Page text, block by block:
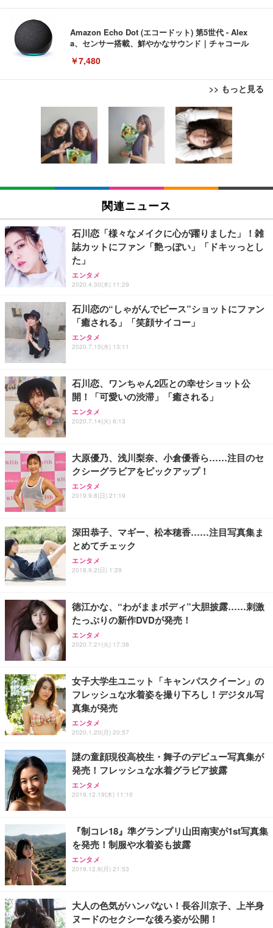
Amazon Echo Dot (エコードット) 第5世代 - Alex
a、センサー搭載、鮮やかなサウンド｜チャコール
￥7,480
>> もっと見る
[EdoErgo] オフィスチェア 椅子 テレワーク 疲れな
い 跳ね上げ式アームレスト コンパクト 約105度ロッ
キング pc 事務椅子 360度回転 座面昇降 強化ナイロ
ン樹脂ベース 通気性メッシュ 在宅ワーク H-WY01
(黒網+黒枠+黒足)
￥5,699
SIHOO B100 オフィスチェア／デスクチェア メッシ
ュチェア 人間工学 疲れない ブラック
￥27,999
Sezlife オフィスチェア デスクチェア 疲れない テレ
ワーク チェア 強化バックレスト 30度ロッキング機
能 人間工学 椅子 腰サポート 90度跳ね上げ式アーム
レスト 3Dヘッドレスト ハンガー付き 高反発クッシ
務用 おしゃれ パソコンチェア (ブラック)
Sezlife オフィスチェア デスクチェア 疲れない テレ
ワーク チェア 強化バックレスト 30度ロッキング機
能 人間工学 椅子 腰サポート 90度跳ね上げ式アーム
務用 おしゃれ パソコンチェア (ホワイト)
ANDWINT オフィスチェア デスクチェア 肘なし メ
ッシュ 通気性 ランバーサポート付き 腰サポート ガ
ス圧無段階昇降 360度回転 キャスター付き コンパク
EIZO ビジネス向けプレミアムモニター | FlexScan
EV3240X-WT | 31.5型4K UHD・USB Type-C・ホワ
イト
￥105,595
EIZO ビジネス向けプレミアムモニター | FlexScan
￥109,572
【純正品】27"ゲーミングモニター DualSense 充電
フック付き（CFI-ZDM1J）
￥49,979
【整備済み品】Dell E2724HS 27インチ 液晶モニタ
ー フルHD（1920×1080）VA 非光沢 HDMI/DisplayP
ort/VGA スピーカー内蔵 高さ調整 スイベル VESA対
【MiniLED/24.5inch/280Hz/FHD】GRAPHT THE S
HOOTER Gaming Monitor 24” Essential ゲーミン
グモニター QD 24.5インチ 1ms FHD 量子ドット 残
Amazonベーシック ペットシーツ 薄型 レギュラー 1
回使い捨て 無香料 ホワイト 300枚
￥3,373
Amazonベーシック ペットシーツ 厚型 ワイド 42枚
x2袋(84枚) ホワイト(吸収面:ライトブルー)
￥3,234
ネオ・ルーライフ ネオ・オムツ L 中型犬用 26枚入
り 単品
￥1,800
Smart Basic(スマートベーシック) 【Amazon.co.jp
限定】 Smart Basic アイリスオーヤマ ペットシーツ
超厚型 お徳用 ワイド 100枚入 (x 1) (ケース販売)
アイリスオーヤマ ペットシーツ 超厚型 お徳用 レギ
ュラー 200枚入【Amazon.co.jp限定】
関連ニュース
石川恋「様々なメイクに心が躍りました」！雑
誌カットにファン「艶っぽい」「ドキッっとし
た」
エンタメ
2020.4.30(木) 11:29
石川恋の“しゃがんでピース”ショットにファン
「癒される」「笑顔サイコー」
エンタメ
2020.7.15(水) 13:11
石川恋、ワンちゃん2匹との幸せショット公
開！「可愛いの渋滞」「癒される」
エンタメ
2020.7.14(火) 6:13
大原優乃、浅川梨奈、小倉優香ら……注目のセ
クシーグラビアをピックアップ！
エンタメ
2019.9.8(日) 21:19
深田恭子、マギー、松本穂香……注目写真集ま
とめてチェック
エンタメ
2018.9.2(日) 1:29
徳江かな、“わがままボディ”大胆披露……刺激
たっぷりの新作DVDが発売！
エンタメ
2020.7.21(火) 17:38
女子大学生ユニット「キャンパスクイーン」の
フレッシュな水着姿を撮り下ろし！デジタル写
真集が発売
エンタメ
2020.1.20(月) 20:57
謎の童顔現役高校生・舞子のデビュー写真集が
発売！フレッシュな水着グラビア披露
エンタメ
2019.12.19(木) 11:10
『制コレ18』準グランプリ山田南実が1st写真集
を発売！制服や水着姿も披露
エンタメ
2019.12.9(月) 21:53
大人の色気がハンパない！長谷川京子、上半身
ヌードのセクシーな後ろ姿が公開！